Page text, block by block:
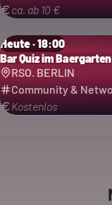
ca. ab 10 €
Heute · 18:00
Bar Quiz im Baergarten
RSO. BERLIN
Community &
Kostenlos